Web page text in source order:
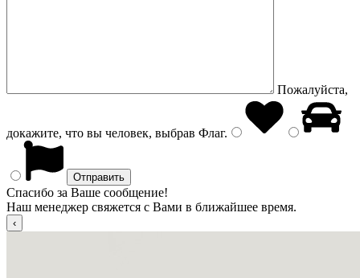
Пожалуйста,
докажите, что вы человек, выбрав Флаг.
Спасибо за Ваше сообщение!
Наш менеджер свяжется с Вами в ближайшее время.